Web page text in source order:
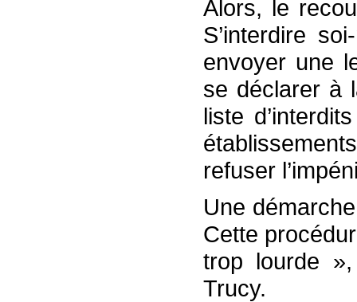
Alors, le
S’interdire
envoyer une
se déclarer à
liste
refuser
Une
Cette
trop lourde
Trucy.